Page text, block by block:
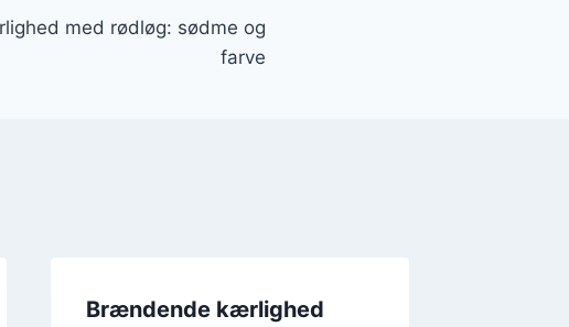
med rødløg: sødme og
farve
Brændende kærlighed